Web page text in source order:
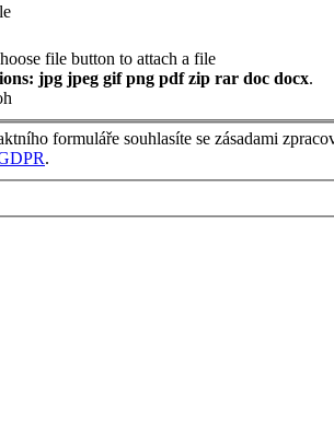
file button to attach a file
jpg jpeg gif png pdf zip rar doc docx.
formuláře souhlasíte se zásadami
.